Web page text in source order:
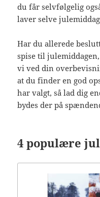
du får selvfølgelig
laver selve
Har du allerede
spise til
vi ved din
at du finder en god
har valgt, så lad dig
bydes der på
4 populære